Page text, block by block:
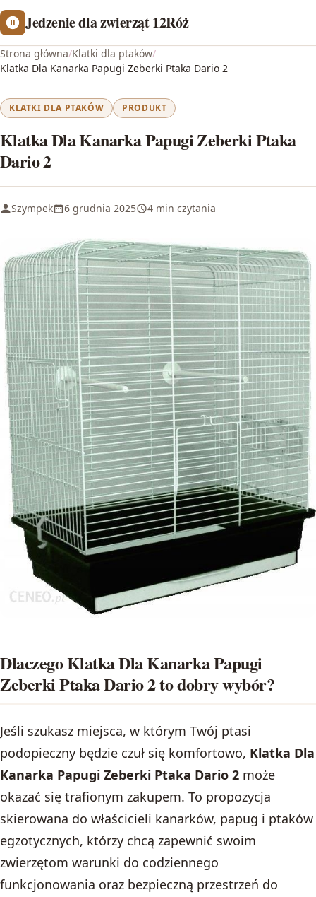
Jedzenie dla zwierząt 12Róż
Strona główna/Klatki dla ptaków/
Klatka Dla Kanarka Papugi Zeberki Ptaka Dario 2
KLATKI DLA PTAKÓW PRODUKT
Klatka Dla Kanarka Papugi Zeberki Ptaka
Dario 2
Szympek 6 grudnia 2025 4 min czytania
Dlaczego Klatka Dla Kanarka Papugi
Zeberki Ptaka Dario 2 to dobry wybór?
Jeśli szukasz miejsca, w którym Twój ptasi
podopieczny będzie czuł się komfortowo, Klatka Dla
Kanarka Papugi Zeberki Ptaka Dario 2 może
okazać się trafionym zakupem. To propozycja
skierowana do właścicieli kanarków, papug i ptaków
egzotycznych, którzy chcą zapewnić swoim
zwierzętom warunki do codziennego
funkcjonowania oraz bezpieczną przestrzeń do